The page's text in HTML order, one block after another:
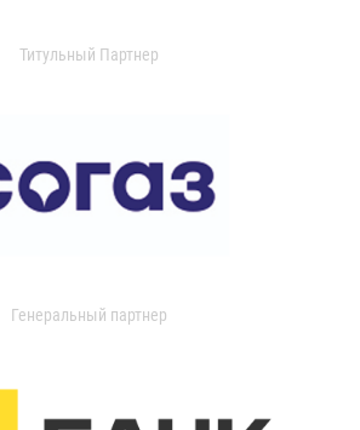
Титульный Партнер
Генеральный партнер